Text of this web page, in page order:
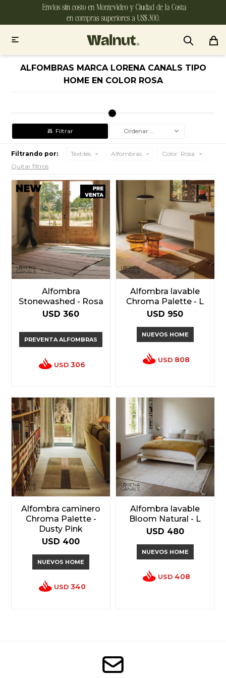

ALFOMBRAS MARCA LORENA CANALS TIPO
HOME EN COLOR ROSA
Recomendados
Filtrando por: Textiles Alfombras Color: Rosa
Quitar filtros
Alfombra
Stonewashed - Rosa
USD 360
PREVENTA ALFOMBRAS
USD 306
Alfombra lavable
Chroma Palette - L
USD 950
NUEVOS HOME
USD 808
Alfombra caminero
Chroma Palette -
Dusty Pink
USD 400
NUEVOS HOME
USD 340
Alfombra lavable
Bloom Natural - L
USD 480
NUEVOS HOME
USD 408